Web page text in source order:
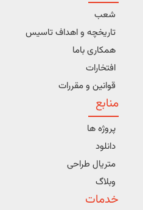
شعب
تاریخچه و اهداف تاسیس
همکاری باما
افتخارات
قوانین و مقررات
منابع
پروژه ها
دانلود
متریال طراحی
وبلاگ
خدمات